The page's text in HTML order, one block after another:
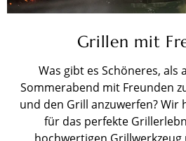
Grillen mit
Was gibt es Schöneres, als
Sommerabend mit Freunden
und den Grill anzuwerfen? Wir
für das perfekte